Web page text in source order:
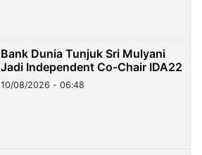
Bank Dunia Tunjuk Sri Mulyani
Jadi Independent Co-Chair IDA22
10/08/2026 - 06:48